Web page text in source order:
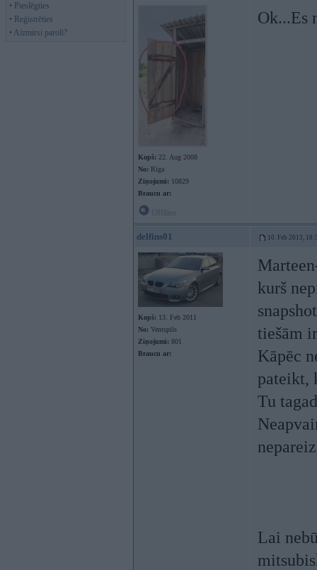
• Pieslēgties
• Reģistrēties
• Aizmirsi paroli?
Kopš: 22. Aug 2008
No: Rīga
Ziņojumi: 10829
Braucu ar:
Ok...Es
delfins01 10. Feb 2013,
Kopš: 13. Feb 2011
No: Ventspils
Ziņojumi: 801
Braucu ar:
kurš
tiešām
Kāpēc
pateikt,
Tu
Lai